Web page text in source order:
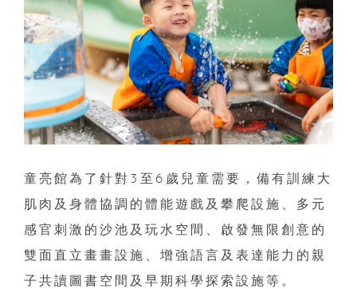
童亮館為了針對3至6歲兒童需要，備有訓練大
肌肉及身體協調的體能遊戲及攀爬設施、多元
感官刺激的沙池及玩水空間、啟發無限創意的
雙面直立畫畫設施、增強語言及表達能力的親
子共讀圖書空間及早期科學探索設施等。